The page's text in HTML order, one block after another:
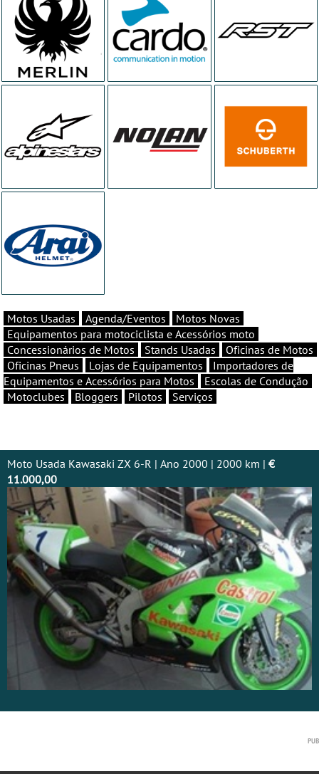
Motos Usadas Agenda/Eventos
Motos Novas
Equipamentos para motociclista e Acessórios moto
Concessionários de Motos
Stands Usadas
Oficinas de Motos
Oficinas Pneus
Lojas de Equipamentos
Importadores de
Equipamentos e Acessórios para Motos
Escolas de Condução
Motoclubes
Bloggers Pilotos Serviços
Moto Usada Kawasaki ZX 6-R | Ano 2000 | 2000 km | €
11.000,00